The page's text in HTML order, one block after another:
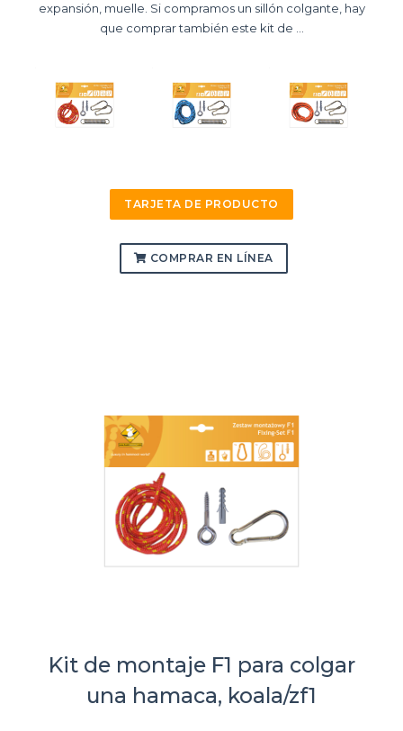
expansión, muelle. Si compramos un sillón colgante, hay
que comprar también este kit de ...
TARJETA DE PRODUCTO
COMPRAR EN LÍNEA
Kit de montaje F1 para colgar
una hamaca, koala/zf1